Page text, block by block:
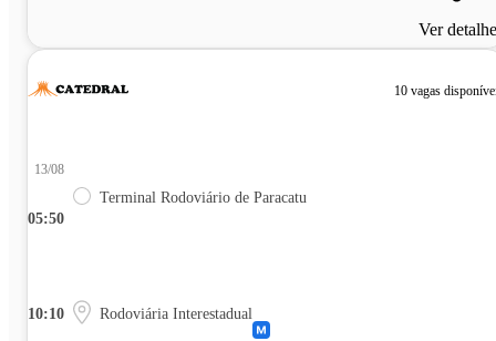
Ver
10 vagas
05:50
13/08
Terminal Rodoviário de Paracatu
10:10 Rodoviária Interestadual